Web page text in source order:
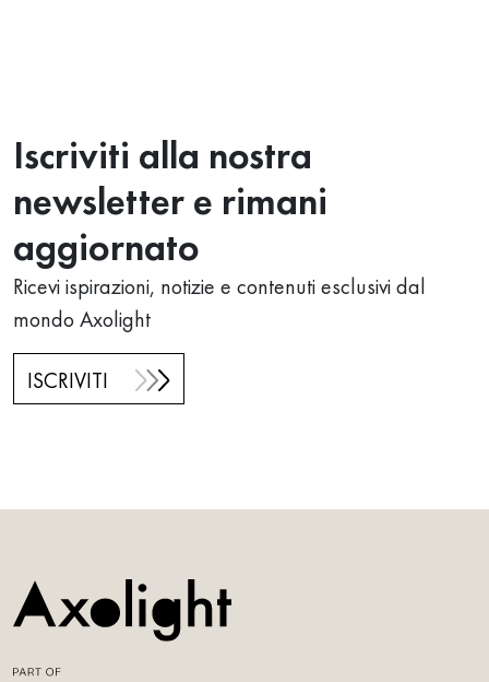
Iscriviti alla nostra
newsletter e rimani
aggiornato
Ricevi ispirazioni, notizie e contenuti esclusivi dal
mondo Axolight
ISCRIVITI